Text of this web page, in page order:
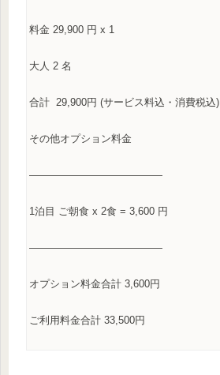
料金 29 900 円 x 1
大人 2 名
合計 29 900円 (サービス料込・消費税込)
その他オプション料金
—————————————
1泊目 ご朝食 x 2食 = 3,600 円
—————————————
オプション料金合計 3,600円
ご利用料金合計 33,500円